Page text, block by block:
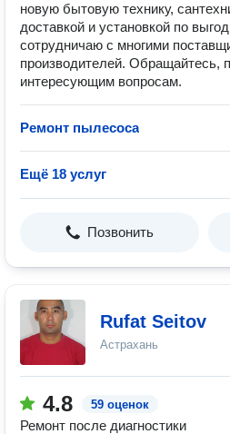
новую бытовую технику,
доставкой и установкой по
сотрудничаю с многими
производителей. Обращайтесь,
интересующим вопросам.
Ремонт пылесоса
Ещё 18 услуг
Позвонить
Rufat Seitov
Астрахань
4.8 59 оценок
Ремонт после диагностики